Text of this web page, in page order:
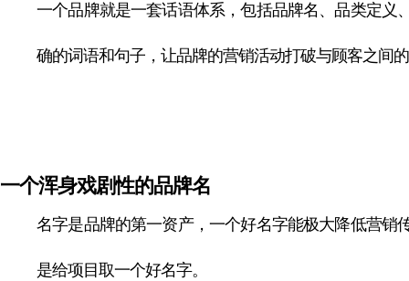
一个品牌就是一套话语体系，包括品牌名、品类定义
确的词语和句子，让品牌的营销活动打破与顾客之间
一个浑身戏剧性的品牌名
名字是品牌的第一资产，一个好名字能极大降低营销
是给项目取一个好名字。